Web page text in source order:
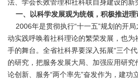
法、学会长效管理和社科联自身建设的新
一、以科学发展观为统领，积极推进理
2006年是贯彻执行“十一五”规划的开局
动实践呼唤着社科理论的繁荣发展，也
手的舞台。全省社科界要深入拓展“三个
的研究，把服务发展大局、加强应用研究
论创新、服务“两个率先”奋发作为，建功